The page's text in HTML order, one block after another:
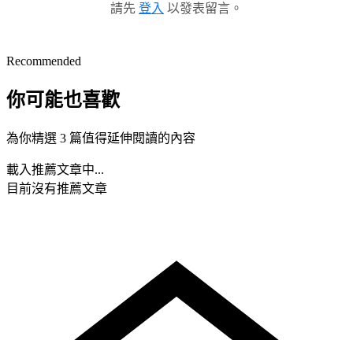
請先 登入 以發表留言。
Recommended
你可能也喜歡
為你精選 3 篇值得延伸閱讀的內容
載入推薦文章中...
目前沒有推薦文章